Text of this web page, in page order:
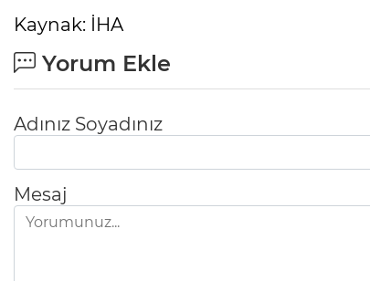
Kaynak: İHA
Yorum Ekle
Adınız Soyadınız
Mesaj